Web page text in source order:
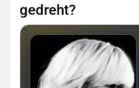
gedreht?